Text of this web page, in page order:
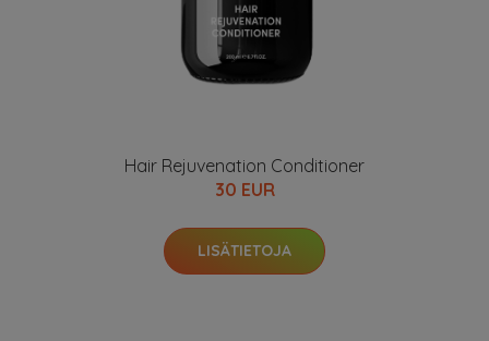
Hair Rejuvenation Conditioner
30 EUR
LISÄTIETOJA